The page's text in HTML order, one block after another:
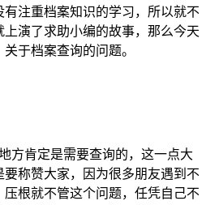
注重档案知识的学习，所以就不
演了求助小编的故事，那么今天
于档案查询的问题。
方肯定是需要查询的，这一点大
称赞大家，因为很多朋友遇到不
根就不管这个问题，任凭自己不